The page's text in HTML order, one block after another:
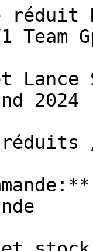
réduit
Team
2024
réduits